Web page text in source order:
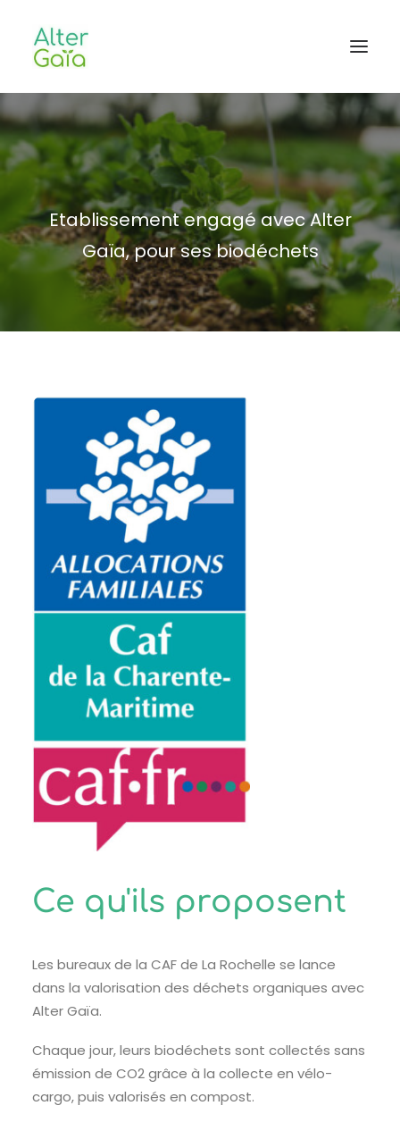
Accueil
Professionnels
Habitants
Blog
L’aventure
CONTACT
Etablissement engagé avec Alter
Gaïa, pour ses biodéchets
Ce qu'ils proposent
Les bureaux de la CAF de La Rochelle se lance
dans la valorisation des déchets organiques avec
Alter Gaïa.
Chaque jour, leurs biodéchets sont collectés sans
émission de CO2 grâce à la collecte en vélo-
cargo, puis valorisés en compost.